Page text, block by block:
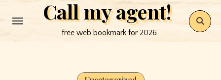
to
Call my agent!
free web bookmark for 2026